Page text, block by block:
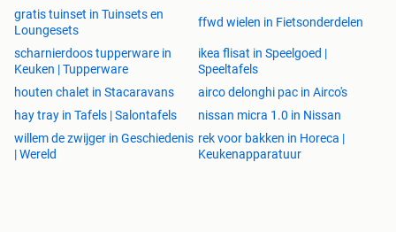
gratis tuinset in Tuinsets en
Loungesets
ffwd wielen in Fietsonderdelen
scharnierdoos tupperware in
Keuken | Tupperware
ikea flisat in Speelgoed |
Speeltafels
houten chalet in Stacaravans
airco delonghi pac in Airco's
hay tray in Tafels | Salontafels
nissan micra 1.0 in Nissan
willem de zwijger in Geschiedenis
| Wereld
rek voor bakken in Horeca |
Keukenapparatuur